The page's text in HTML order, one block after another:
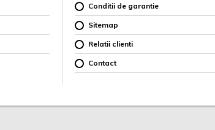
Conditii de garantie
Sitemap
Relatii clienti
Contact